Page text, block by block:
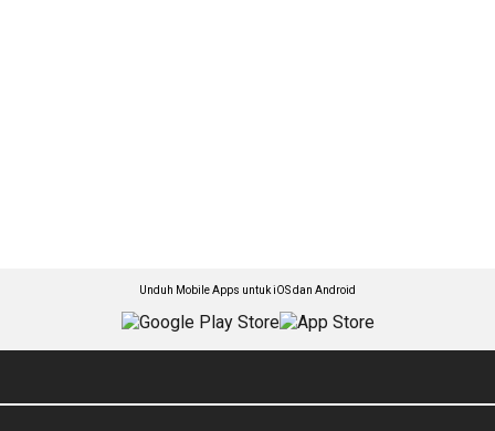
Unduh Mobile Apps untuk iOS dan Android